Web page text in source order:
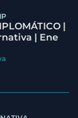
|
| Ene